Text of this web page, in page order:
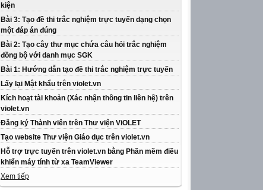
kiện
Bài 3: Tạo đề thi trắc nghiệm trực tuyến dạng chọn
một đáp án đúng
Bài 2: Tạo cây thư mục chứa câu hỏi trắc nghiệm
đồng bộ với danh mục SGK
Bài 1: Hướng dẫn tạo đề thi trắc nghiệm trực tuyến
Lấy lại Mật khẩu trên violet.vn
Kích hoạt tài khoản (Xác nhận thông tin liên hệ) trên
violet.vn
Đăng ký Thành viên trên Thư viện ViOLET
Tạo website Thư viện Giáo dục trên violet.vn
Hỗ trợ trực tuyến trên violet.vn bằng Phần mềm điều
khiển máy tính từ xa TeamViewer
Xem tiếp